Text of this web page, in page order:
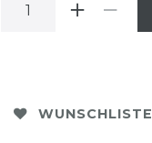
WUNSCHLISTE